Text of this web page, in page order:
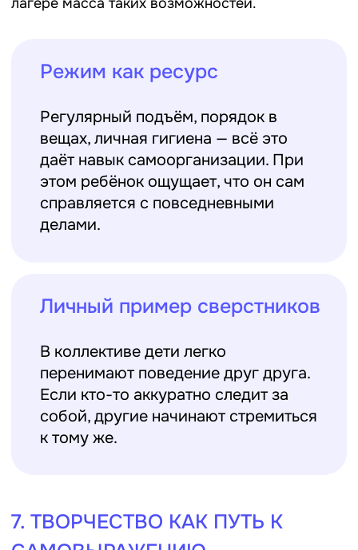
Рекомендуем почитать
Топ 5 спортивных игр в
лагере для детей любых
возрастов
Подробнее
интересные номера
родительский день
в лагере
Подробнее